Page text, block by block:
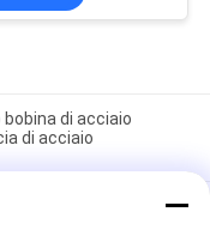
di acciaio
di acciaio
Galvalume Steel